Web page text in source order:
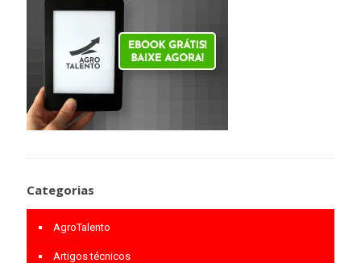
Categorias
AgroTalento
Artigos técnicos